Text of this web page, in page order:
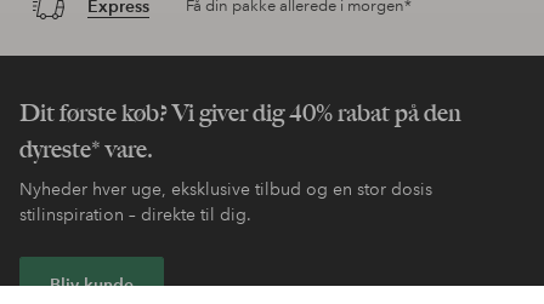
Express Få din pakke allerede i morgen*
Dit første køb? Vi giver dig 40% rabat på den
dyreste* vare.
Nyheder hver uge, eksklusive tilbud og en stor dosis
stilinspiration – direkte til dig.
Bliv kunde